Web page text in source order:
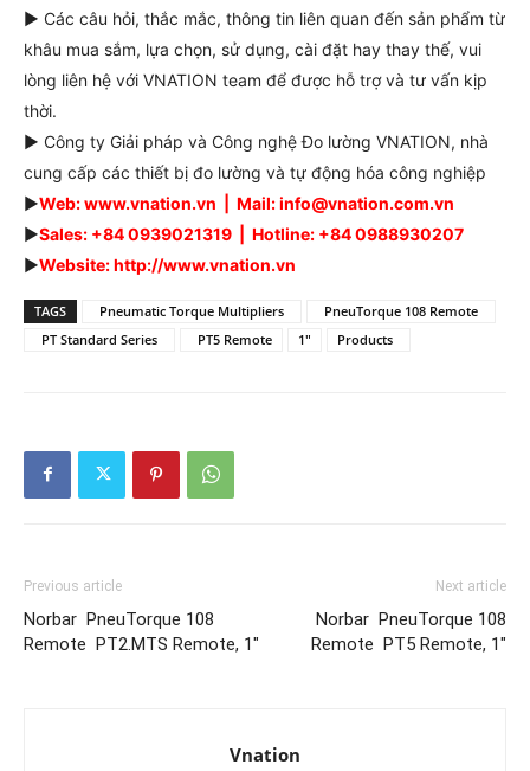
► Các câu hỏi, thắc mắc, thông tin liên quan đến sản phẩm từ
khâu mua sắm, lựa chọn, sử dụng, cài đặt hay thay thế, vui
lòng liên hệ với VNATION team để được hỗ trợ và tư vấn kịp
thời.
► Công ty Giải pháp và Công nghệ Đo lường VNATION, nhà
cung cấp các thiết bị đo lường và tự động hóa công nghiệp
►Web: www.vnation.vn | Mail: info@vnation.com.vn
►Sales: +84 0939021319 | Hotline: +84 0988930207
►Website: http://www.vnation.vn
TAGS Pneumatic Torque Multipliers
PneuTorque 108 Remote
PT Standard Series
PT5 Remote 1" Products
Previous article
Norbar PneuTorque 108
Remote PT2.MTS Remote, 1″
Next article
Norbar PneuTorque 108
Remote PT5 Remote, 1″
Vnation